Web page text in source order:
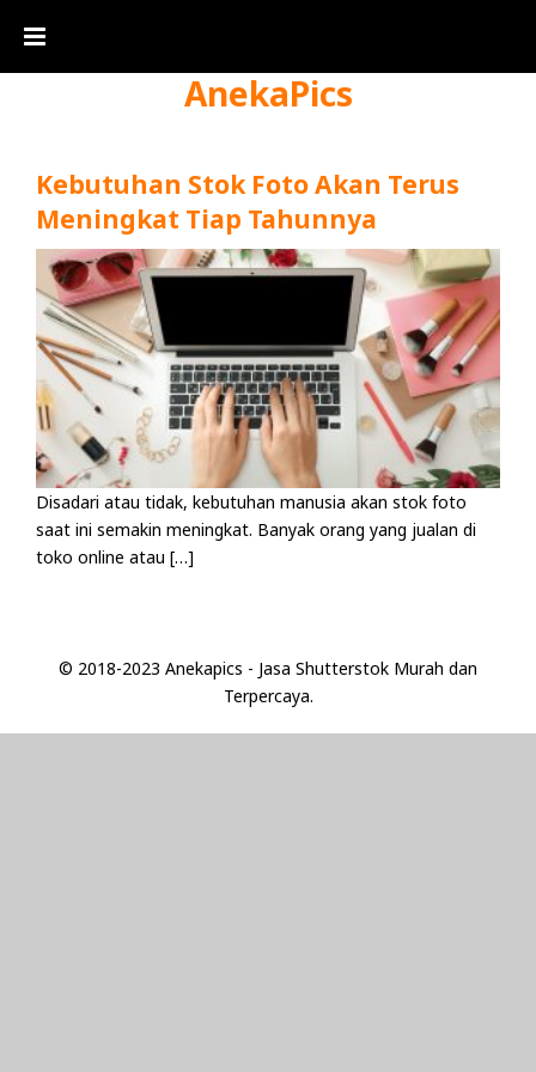
AnekaPics
Kebutuhan Stok Foto Akan Terus
Meningkat Tiap Tahunnya
Disadari atau tidak, kebutuhan manusia akan stok foto
saat ini semakin meningkat. Banyak orang yang jualan di
toko online atau […]
© 2018-2023 Anekapics - Jasa Shutterstok Murah dan
Terpercaya.